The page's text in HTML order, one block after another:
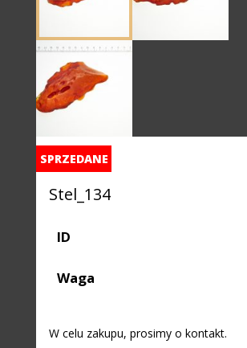
SPRZEDANE
Stel_134
ID
Waga
W celu zakupu, prosimy o kontakt.